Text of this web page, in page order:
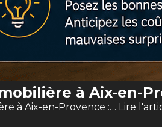
à Aix-en-
à Aix-en-Provence :… Lire